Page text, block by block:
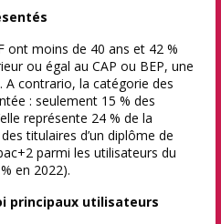
ont moins de 40 ans et 42 %
ou égal au CAP ou BEP, une
A contrario, la catégorie des
: seulement 15 % des
représente 24 % de la
titulaires d’un diplôme de
parmi les utilisateurs du
en 2022).
principaux utilisateurs